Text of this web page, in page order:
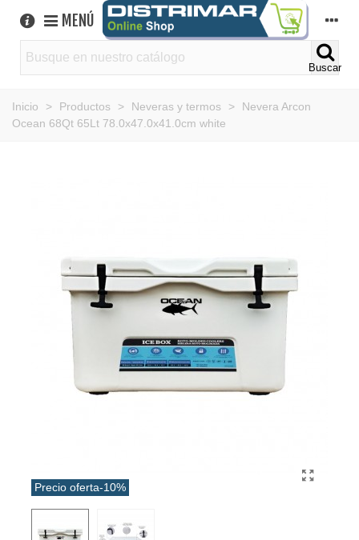
MENÚ
Buscar
Inicio > Productos > Neveras y termos >
Nevera Arcon
Ocean 68Qt 65Lt 78.0x47.0x41.0cm white
Precio oferta-10%